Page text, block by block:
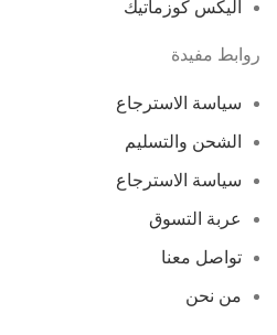
أليكس كوزماتيك
روابط مفيدة
سياسة الاسترجاع
الشحن والتسليم
سياسة الاسترجاع
عربة التسوق
تواصل معنا
من نحن